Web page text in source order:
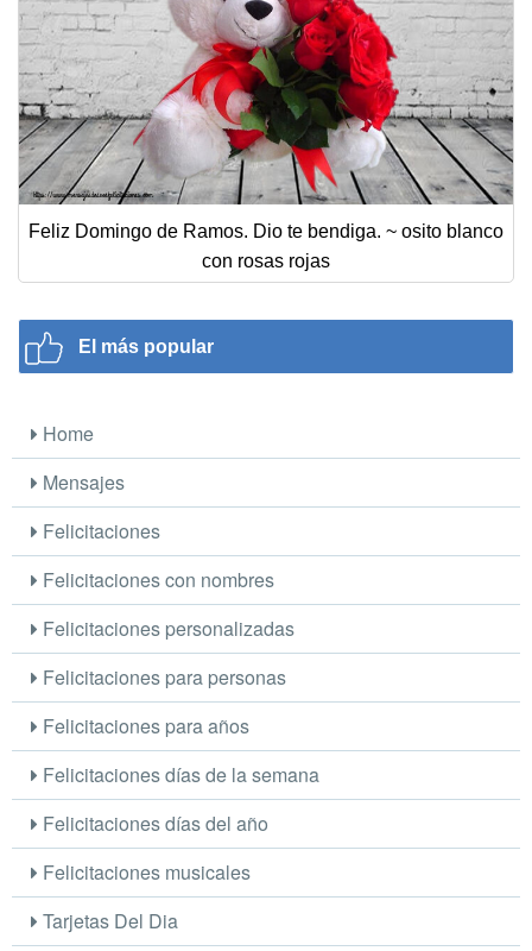
Feliz Domingo de Ramos. Dio te bendiga. ~ osito blanco
con rosas rojas
El más popular
Home
Mensajes
Felicitaciones
Felicitaciones con nombres
Felicitaciones personalizadas
Felicitaciones para personas
Felicitaciones para años
Felicitaciones días de la semana
Felicitaciones días del año
Felicitaciones musicales
Tarjetas Del Dia